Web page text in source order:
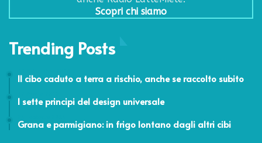
Scopri chi siamo
Trending Posts
Il cibo caduto a terra a rischio, anche se raccolto subito
I sette principi del design universale
Grana e parmigiano: in frigo lontano dagli altri cibi